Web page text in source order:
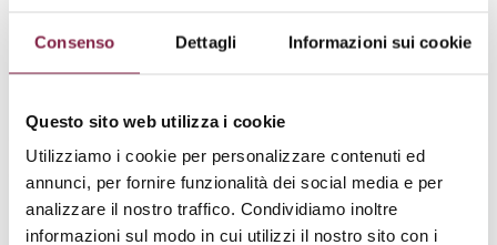
Consenso Dettagli Informazioni sui cookie
Questo sito web utilizza i cookie
Utilizziamo i cookie per personalizzare contenuti ed
annunci, per fornire funzionalità dei social media e per
analizzare il nostro traffico. Condividiamo inoltre
informazioni sul modo in cui utilizzi il nostro sito con i
Da € 1788 a € 3600
Piano di Studi
Lettere, Sapere Umanistico e Formazione (Studi Letterali)
Laurea Triennale
Lettere